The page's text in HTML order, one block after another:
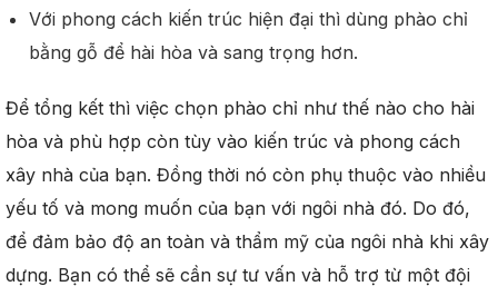
Với phong cách kiến trúc hiện đại thì dùng phào chỉ
bằng gỗ để hài hòa và sang trọng hơn.
Để tổng kết thì việc chọn phào chỉ như thế nào cho hài
hòa và phù hợp còn tùy vào kiến trúc và phong cách
xây nhà của bạn. Đồng thời nó còn phụ thuộc vào nhiều
yếu tố và mong muốn của bạn với ngôi nhà đó. Do đó,
để đảm bảo độ an toàn và thẩm mỹ của ngôi nhà khi xây
dựng. Bạn có thể sẽ cần sự tư vấn và hỗ trợ từ một đội